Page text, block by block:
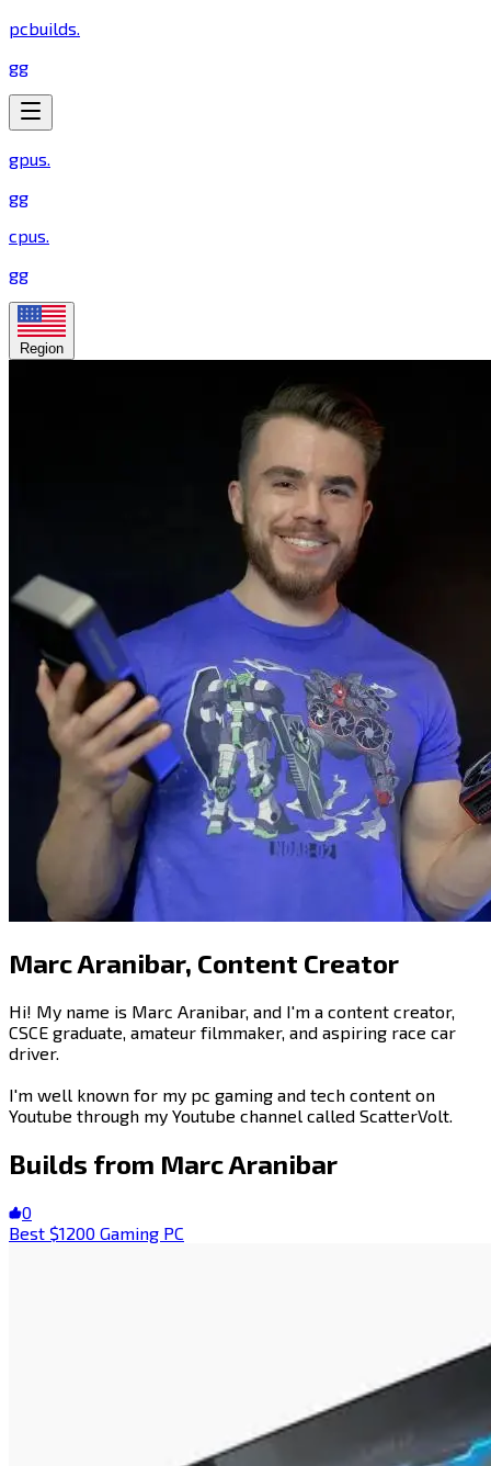
pcbuilds.
gg
gpus.
gg
cpus.
gg
Region
Marc Aranibar​​​​‌ ‍ ​‍​‍‌‍ ‌ ​‍‌‍‍‌‌‍‌ ‌‍‍‌‌‍ ‍​‍​‍​ ‍‍​‍​‍‌ ​ ‌‍​‌‌‍ ‍‌‍‍‌‌ ‌​‌ ‍‌​‍ ‍‌‍‍‌‌‍ ​‍​‍​‍ ​​‍​‍‌‍‍​‌ ​‍‌‍‌‌‌‍‌‍​‍​‍​ ‍‍​‍​‍​‍ ‌‍​‌‌‍‌​‌‍ ‌‌‍‍‌‌‍ ‍​‍ ‌‍‍‌‌‍ ‍‌ ‌​‌‍‌‌‌‍ ‍‌ ‌​​‍ ‌‍‌‌‌‍‌​‌‍‍‌‌ ‌​​‍ ‌‍ ‌‌‍ ‌‍‌​‌‍‌‌​ ‌‌ ​​‌ ​‍‌‍‌‌‌ ​ ‌‍‌‌‌‍ ‍‌ ‌​‌‍​‌‌ ‌​‌‍‍‌‌‍ ‌‍ ‍​ ‍ ‌‍‍‌‌‍‌​​ ‌‌‍‌​​ ‌ ​ ‍​​ ‌​‌‍​‌​ ​ ‌‍‌‍​ ​‍​‍ ‌‌‍​‌​ ‌‌‌‍​ ​ ​​​‍ ‌​ ‌​​ ​‌‌‍​‍​ ​‌​‍ ‌​ ‍‌​ ​​​ ‌‍‌‍​‍​‍ ‌‌‍​ ‌‍‌​‌‍​‍​ ‌‍‌‍​‍​ ‌ ​ ‌‌‌‍‌‍​ ‌ ‌‍​‌​ ​ ​ ‌ ​ ‍ ‌ ‌​‌ ‍‌‌ ​​‌‍‌‌​ ‌‌‍​‌‌ ‌‌‌ ‌​‌‍‍​‌‍ ‌ ​‍​ ‍ ‌ ​​‌‍​‌‌ ‌​‌‍‍​​ ‌‌‍ ‍‌‍​‌‌‍ ‌‌‍‌‌​ ‌‍​‍‌‍​‌‌ ​ ‌‍‌‌‌‌‌‌‌ ​‍‌‍ ​​ ‌​‍‌‌​ ​‍‌​‌‍‌‍​‌‌‍‌​‌‍ ‌‌‍‍‌‌‍ ‍​‍‌‍‌‍‍‌‌‍‌​​ ‌‌‍‌​​ ‌ ​ ‍​​ ‌​‌‍​‌​ ​ ‌‍‌‍​ ​‍​‍ ‌‌‍​‌​ ‌‌‌‍​ ​ ​​​‍ ‌​ ‌​​ ​‌‌‍​‍​ ​‌​‍ ‌​ ‍‌​ ​​​ ‌‍‌‍​‍​‍ ‌‌‍​ ‌‍‌​‌‍​‍​ ‌‍‌‍​‍​ ‌ ​ ‌‌‌‍‌‍​ ‌ ‌‍​‌​ ​ ​ ‌ ​‍‌‍‌ ‌​‌ ‍‌‌ ​​‌‍‌‌​ ‌‌‍​‌‌ ‌‌‌ ‌​‌‍‍​‌‍ ‌ ​‍​‍‌‍‌ ​​‌‍​‌‌ ‌​‌‍‍​​ ‌‌‍ ‍‌‍​‌‌‍ ‌‌‍‌‌​‍‌‍‌ ​​‌‍‌‌‌ ​‍‌ ​ ‌ ​​‌‍‌‌‌‍​ ‌ ‌​‌‍‍‌‌ ‌‍‌‍‌‌​ ‌‌ ​​‌ ‌‌‌‍​‍‌‍ ​‌‍‍‌‌ ​ ‌‍‍​‌‍‌‌‌‍‌​​‍​‍‌ ‌, Content Creator​​​​‌ ‍ ​‍​‍‌‍ ‌ ​‍‌‍‍‌‌‍‌ ‌‍‍‌‌‍ ‍​‍​‍​ ‍‍​‍​‍‌ ​ ‌‍​‌‌‍ ‍‌‍‍‌‌ ‌​‌ ‍‌​‍ ‍‌‍‍‌‌‍ ​‍​‍​‍ ​​‍​‍‌‍‍​‌ ​‍‌‍‌‌‌‍‌‍​‍​‍​ ‍‍​‍​‍​‍ ‌‍​‌‌‍‌​‌‍ ‌‌‍‍‌‌‍ ‍​‍ ‌‍‍‌‌‍ ‍‌ ‌​‌‍‌‌‌‍ ‍‌ ‌​​‍ ‌‍‌‌‌‍‌​‌‍‍‌‌ ‌​​‍ ‌‍ ‌‌‍ ‌‍‌​‌‍‌‌​ ‌‌ ​​‌ ​‍‌‍‌‌‌ ​ ‌‍‌‌‌‍ ‍‌ ‌​‌‍​‌‌ ‌​‌‍‍‌‌‍ ‌‍ ‍​ ‍ ‌‍‍‌‌‍‌​​ ‌‌‍‌​​ ‌ ​ ‍​​ ‌​‌‍​‌​ ​ ‌‍‌‍​ ​‍​‍ ‌‌‍​‌​ ‌‌‌‍​ ​ ​​​‍ ‌​ ‌​​ ​‌‌‍​‍​ ​‌​‍ ‌​ ‍‌​ ​​​ ‌‍‌‍​‍​‍ ‌‌‍​ ‌‍‌​‌‍​‍​ ‌‍‌‍​‍​ ‌ ​ ‌‌‌‍‌‍​ ‌ ‌‍​‌​ ​ ​ ‌ ​ ‍ ‌ ‌​‌ ‍‌‌ ​​‌‍‌‌​ ‌‌‍​‌‌ ‌‌‌ ‌​‌‍‍​‌‍ ‌ ​‍​ ‍ ‌ ​​‌‍​‌‌ ‌​‌‍‍​​ ‌‌ ‌​‌‍‍‌‌ ‌​‌‍ ​‌‍‌‌​ ‌‍​‍‌‍​‌‌ ​ ‌‍‌‌‌‌‌‌‌ ​‍‌‍ ​​ ‌​‍‌‌​ ​‍‌​‌‍‌‍​‌‌‍‌​‌‍ ‌‌‍‍‌‌‍ ‍​‍‌‍‌‍‍‌‌‍‌​​ ‌‌‍‌​​ ‌ ​ ‍​​ ‌​‌‍​‌​ ​ ‌‍‌‍​ ​‍​‍ ‌‌‍​‌​ ‌‌‌‍​ ​ ​​​‍ ‌​ ‌​​ ​‌‌‍​‍​ ​‌​‍ ‌​ ‍‌​ ​​​ ‌‍‌‍​‍​‍ ‌‌‍​ ‌‍‌​‌‍​‍​ ‌‍‌‍​‍​ ‌ ​ ‌‌‌‍‌‍​ ‌ ‌‍​‌​ ​ ​ ‌ ​‍‌‍‌ ‌​‌ ‍‌‌ ​​‌‍‌‌​ ‌‌‍​‌‌ ‌‌‌ ‌​‌‍‍​‌‍ ‌ ​‍​‍‌‍‌ ​​‌‍​‌‌ ‌​‌‍‍​​ ‌‌ ‌​‌‍‍‌‌ ‌​‌‍ ​‌‍‌‌​‍‌‍‌ ​​‌‍‌‌‌ ​‍‌ ​ ‌ ​​‌‍‌‌‌‍​ ‌ ‌​‌‍‍‌‌ ‌‍‌‍‌‌​ ‌‌ ​​‌ ‌‌‌‍​‍‌‍ ​‌‍‍‌‌ ​ ‌‍‍​‌‍‌‌‌‍‌​​‍​‍‌ ‌
Hi! My name is Marc Aranibar, and I'm a content creator,
CSCE graduate, amateur filmmaker, and aspiring race car
driver.
I'm well known for my pc gaming and tech content on
Youtube through my Youtube channel called ScatterVolt. ​​​​‌ ‍ ​‍​‍‌‍ ‌ ​‍‌‍‍‌‌‍‌ ‌‍‍‌‌‍ ‍​‍​‍​ ‍‍​‍​‍‌ ​ ‌‍​‌‌‍ ‍‌‍‍‌‌ ‌​‌ ‍‌​‍ ‍‌‍‍‌‌‍ ​‍​‍​‍ ​​‍​‍‌‍‍​‌ ​‍‌‍‌‌‌‍‌‍​‍​‍​ ‍‍​‍​‍​‍ ‌‍​‌‌‍‌​‌‍ ‌‌‍‍‌‌‍ ‍​‍ ‌‍‍‌‌‍ ‍‌ ‌​‌‍‌‌‌‍ ‍‌ ‌​​‍ ‌‍‌‌‌‍‌​‌‍‍‌‌ ‌​​‍ ‌‍ ‌‌‍ ‌‍‌​‌‍‌‌​ ‌‌ ​​‌ ​‍‌‍‌‌‌ ​ ‌‍‌‌‌‍ ‍‌ ‌​‌‍​‌‌ ‌​‌‍‍‌‌‍ ‌‍ ‍​ ‍ ‌‍‍‌‌‍‌​​ ‌‌‍‌​​ ‌ ​ ‍​​ ‌​‌‍​‌​ ​ ‌‍‌‍​ ​‍​‍ ‌‌‍​‌​ ‌‌‌‍​ ​ ​​​‍ ‌​ ‌​​ ​‌‌‍​‍​ ​‌​‍ ‌​ ‍‌​ ​​​ ‌‍‌‍​‍​‍ ‌‌‍​ ‌‍‌​‌‍​‍​ ‌‍‌‍​‍​ ‌ ​ ‌‌‌‍‌‍​ ‌ ‌‍​‌​ ​ ​ ‌ ​ ‍ ‌ ‌​‌ ‍‌‌ ​​‌‍‌‌​ ‌‌‍​‌‌ ‌‌‌ ‌​‌‍‍​‌‍ ‌ ​‍​ ‍ ‌ ​​‌‍​‌‌ ‌​‌‍‍​​ ‌‌‍​‍‌‍‍‌‌‍ ​‍‌‌​ ‌‌‌​​‍‌‌ ‌‍‍ ‌‍‌‌‌ ‍‌​‍‌‌​ ​ ‌​‌​​‍‌‌​ ​ ‌​‌​​‍‌‌​ ​‍​ ​‍​ ​ ‌‍‌‍​ ​​​ ​​​ ​​​ ‌‌​ ‍​‌‍​‍​ ‌​​ ​​‌‍​ ​ ​‍​‍‌‌​ ​‍​ ​‍​‍‌‌​ ‌‌‌​‌​​‍ ‍‌‍​ ‌‍‍​‌‍‍‌‌‍ ​‌‍‌​‌ ​‍‌‍‌‌‌‍ ‍​‍‌‌​ ‌‌‌​​‍‌‌ ‌‍‍ ‌‍‌‌‌ ‍‌​‍‌‌​ ​ ‌​‌​​‍‌‌​ ​ ‌​‌​​‍‌‌​ ​‍​ ​‍​ ‌ ​ ​ ​ ‍​​ ‍‌​ ‌‍​ ​​​ ​‍​ ‌‍​ ‌‌‌‍‌‍​ ​​​ ​ ​ ​​​‍‌‌​ ​‍​ ​‍​‍‌‌​ ‌‌‌​‌​​‍ ‍‌ ‌​‌‍‌‌‌ ‍​‌ ‌​​ ‌‍​‍‌‍​‌‌ ​ ‌‍‌‌‌‌‌‌‌ ​‍‌‍ ​​ ‌​‍‌‌​ ​‍‌​‌‍‌‍​‌‌‍‌​‌‍ ‌‌‍‍‌‌‍ ‍​‍‌‍‌‍‍‌‌‍‌​​ ‌‌‍‌​​ ‌ ​ ‍​​ ‌​‌‍​‌​ ​ ‌‍‌‍​ ​‍​‍ ‌‌‍​‌​ ‌‌‌‍​ ​ ​​​‍ ‌​ ‌​​ ​‌‌‍​‍​ ​‌​‍ ‌​ ‍‌​ ​​​ ‌‍‌‍​‍​‍ ‌‌‍​ ‌‍‌​‌‍​‍​ ‌‍‌‍​‍​ ‌ ​ ‌‌‌‍‌‍​ ‌ ‌‍​‌​ ​ ​ ‌ ​‍‌‍‌ ‌​‌ ‍‌‌ ​​‌‍‌‌​ ‌‌‍​‌‌ ‌‌‌ ‌​‌‍‍​‌‍ ‌ ​‍​‍‌‍‌ ​​‌‍​‌‌ ‌​‌‍‍​​ ‌‌‍​‍‌‍‍‌‌‍ ​‍‌‌​ ‌‌‌​​‍‌‌ ‌‍‍ ‌‍‌‌‌ ‍‌​‍‌‌​ ​ ‌​‌​​‍‌‌​ ​ ‌​‌​​‍‌‌​ ​‍​ ​‍​ ​ ‌‍‌‍​ ​​​ ​​​ ​​​ ‌‌​ ‍​‌‍​‍​ ‌​​ ​​‌‍​ ​ ​‍​‍‌‌​ ​‍​ ​‍​‍‌‌​ ‌‌‌​‌​​‍ ‍‌‍​ ‌‍‍​‌‍‍‌‌‍ ​‌‍‌​‌ ​‍‌‍‌‌‌‍ ‍​‍‌‌​ ‌‌‌​​‍‌‌ ‌‍‍ ‌‍‌‌‌ ‍‌​‍‌‌​ ​ ‌​‌​​‍‌‌​ ​ ‌​‌​​‍‌‌​ ​‍​ ​‍​ ‌ ​ ​ ​ ‍​​ ‍‌​ ‌‍​ ​​​ ​‍​ ‌‍​ ‌‌‌‍‌‍​ ​​​ ​ ​ ​​​‍‌‌​ ​‍​ ​‍​‍‌‌​ ‌‌‌​‌​​‍ ‍‌ ‌​‌‍‌‌‌ ‍​‌ ‌​​‍‌‍‌ ​​‌‍‌‌‌ ​‍‌ ​ ‌ ​​‌‍‌‌‌‍​ ‌ ‌​‌‍‍‌‌ ‌‍‌‍‌‌​ ‌‌ ​​‌ ‌‌‌‍​‍‌‍ ​‌‍‍‌‌ ​ ‌‍‍​‌‍‌‌‌‍‌​​‍​‍‌ ‌
Builds from Marc Aranibar​​​​‌ ‍ ​‍​‍‌‍ ‌ ​‍‌‍‍‌‌‍‌ ‌‍‍‌‌‍ ‍​‍​‍​ ‍‍​‍​‍‌ ​ ‌‍​‌‌‍ ‍‌‍‍‌‌ ‌​‌ ‍‌​‍ ‍‌‍‍‌‌‍ ​‍​‍​‍ ​​‍​‍‌‍‍​‌ ​‍‌‍‌‌‌‍‌‍​‍​‍​ ‍‍​‍​‍​‍ ‌‍​‌‌‍‌​‌‍ ‌‌‍‍‌‌‍ ‍​‍ ‌‍‍‌‌‍ ‍‌ ‌​‌‍‌‌‌‍ ‍‌ ‌​​‍ ‌‍‌‌‌‍‌​‌‍‍‌‌ ‌​​‍ ‌‍ ‌‌‍ ‌‍‌​‌‍‌‌​ ‌‌ ​​‌ ​‍‌‍‌‌‌ ​ ‌‍‌‌‌‍ ‍‌ ‌​‌‍​‌‌ ‌​‌‍‍‌‌‍ ‌‍ ‍​ ‍ ‌‍‍‌‌‍‌​​ ‌‌‍‌​​ ‌ ​ ‍​​ ‌​‌‍​‌​ ​ ‌‍‌‍​ ​‍​‍ ‌‌‍​‌​ ‌‌‌‍​ ​ ​​​‍ ‌​ ‌​​ ​‌‌‍​‍​ ​‌​‍ ‌​ ‍‌​ ​​​ ‌‍‌‍​‍​‍ ‌‌‍​ ‌‍‌​‌‍​‍​ ‌‍‌‍​‍​ ‌ ​ ‌‌‌‍‌‍​ ‌ ‌‍​‌​ ​ ​ ‌ ​ ‍ ‌ ‌​‌ ‍‌‌ ​​‌‍‌‌​ ‌‌‍​‌‌ ‌‌‌ ‌​‌‍‍​‌‍ ‌ ​‍​ ‍ ‌ ​​‌‍​‌‌ ‌​‌‍‍​​ ‌‌‍ ‍‌‍​‌‌‍ ‌‌‍‌‌​ ‌‍​‍‌‍​‌‌ ​ ‌‍‌‌‌‌‌‌‌ ​‍‌‍ ​​ ‌​‍‌‌​ ​‍‌​‌‍‌‍​‌‌‍‌​‌‍ ‌‌‍‍‌‌‍ ‍​‍‌‍‌‍‍‌‌‍‌​​ ‌‌‍‌​​ ‌ ​ ‍​​ ‌​‌‍​‌​ ​ ‌‍‌‍​ ​‍​‍ ‌‌‍​‌​ ‌‌‌‍​ ​ ​​​‍ ‌​ ‌​​ ​‌‌‍​‍​ ​‌​‍ ‌​ ‍‌​ ​​​ ‌‍‌‍​‍​‍ ‌‌‍​ ‌‍‌​‌‍​‍​ ‌‍‌‍​‍​ ‌ ​ ‌‌‌‍‌‍​ ‌ ‌‍​‌​ ​ ​ ‌ ​‍‌‍‌ ‌​‌ ‍‌‌ ​​‌‍‌‌​ ‌‌‍​‌‌ ‌‌‌ ‌​‌‍‍​‌‍ ‌ ​‍​‍‌‍‌ ​​‌‍​‌‌ ‌​‌‍‍​​ ‌‌‍ ‍‌‍​‌‌‍ ‌‌‍‌‌​‍‌‍‌ ​​‌‍‌‌‌ ​‍‌ ​ ‌ ​​‌‍‌‌‌‍​ ‌ ‌​‌‍‍‌‌ ‌‍‌‍‌‌​ ‌‌ ​​‌ ‌‌‌‍​‍‌‍ ​‌‍‍‌‌ ​ ‌‍‍​‌‍‌‌‌‍‌​​‍​‍‌ ‌
0
Best $1200 Gaming PC​​​​‌ ‍ ​‍​‍‌‍ ‌ ​‍‌‍‍‌‌‍‌ ‌‍‍‌‌‍ ‍​‍​‍​ ‍‍​‍​‍‌ ​ ‌‍​‌‌‍ ‍‌‍‍‌‌ ‌​‌ ‍‌​‍ ‍‌‍‍‌‌‍ ​‍​‍​‍ ​​‍​‍‌‍‍​‌ ​‍‌‍‌‌‌‍‌‍​‍​‍​ ‍‍​‍​‍​‍ ‌‍​‌‌‍‌​‌‍ ‌‌‍‍‌‌‍ ‍​‍ ‌‍‍‌‌‍ ‍‌ ‌​‌‍‌‌‌‍ ‍‌ ‌​​‍ ‌‍‌‌‌‍‌​‌‍‍‌‌ ‌​​‍ ‌‍ ‌‌‍ ‌‍‌​‌‍‌‌​ ‌‌ ​​‌ ​‍‌‍‌‌‌ ​ ‌‍‌‌‌‍ ‍‌ ‌​‌‍​‌‌ ‌​‌‍‍‌‌‍ ‌‍ ‍​ ‍ ‌‍‍‌‌‍‌​​ ‌​ ​‌​ ​​​ ‌​‌‍‌‌​ ‍​‌‍​‍​ ‌‌‌‍​‌​‍ ‌​ ‌‍​ ​​​ ​​​ ‌‍​‍ ‌​ ‌​​ ‌‌​ ​ ​ ​ ​‍ ‌​ ‍​‌‍‌‍​ ​‍‌‍‌‍​‍ ‌‌‍​ ​ ​​​ ​‌​ ‌ ​ ‌ ​ ‍​​ ‌‍​ ​​‌‍‌​​ ​​​ ‍​​ ‌ ​ ‍ ‌ ‌​‌ ‍‌‌ ​​‌‍‌‌​ ‌‌‍​‍‌ ‌‌‌‍‍‌‌‍ ​‌‍‌​​ ‍ ‌ ​​‌‍​‌‌ ‌​‌‍‍​​ ‌‌‍‍‌​ ​‌​ ‍​‌‍ ‍‌‌ ‌‍ ‍‌‍​‌‌‍ ‌‌‍‌‌​‍‌‌​ ‌‌‌​​‍‌‌ ‌‍‍ ‌‍‌‌‌ ‍‌​‍‌‌​ ​ ‌​‌​​‍‌‌​ ​ ‌​‌​​‍‌‌​ ​‍​ ​‍‌‍‌‌‌‍ ‍​‍‌‌​ ​‍​ ​‍​‍‌‌​ ‌‌‌​‌​​‍ ‍‌ ‌‍‌‍​‌‌‍ ​‌ ‌‌‌‍‌‌​ ‌‍​‍‌‍​‌‌ ​ ‌‍‌‌‌‌‌‌‌ ​‍‌‍ ​​ ‌​‍‌‌​ ​‍‌​‌‍‌‍​‌‌‍‌​‌‍ ‌‌‍‍‌‌‍ ‍​‍‌‍‌‍‍‌‌‍‌​​ ‌​ ​‌​ ​​​ ‌​‌‍‌‌​ ‍​‌‍​‍​ ‌‌‌‍​‌​‍ ‌​ ‌‍​ ​​​ ​​​ ‌‍​‍ ‌​ ‌​​ ‌‌​ ​ ​ ​ ​‍ ‌​ ‍​‌‍‌‍​ ​‍‌‍‌‍​‍ ‌‌‍​ ​ ​​​ ​‌​ ‌ ​ ‌ ​ ‍​​ ‌‍​ ​​‌‍‌​​ ​​​ ‍​​ ‌ ​‍‌‍‌ ‌​‌ ‍‌‌ ​​‌‍‌‌​ ‌‌‍​‍‌ ‌‌‌‍‍‌‌‍ ​‌‍‌​​‍‌‍‌ ​​‌‍​‌‌ ‌​‌‍‍​​ ‌‌‍‍‌​ ​‌​ ‍​‌‍ ‍‌‌ ‌‍ ‍‌‍​‌‌‍ ‌‌‍‌‌​‍‌‌​ ‌‌‌​​‍‌‌ ‌‍‍ ‌‍‌‌‌ ‍‌​‍‌‌​ ​ ‌​‌​​‍‌‌​ ​ ‌​‌​​‍‌‌​ ​‍​ ​‍‌‍‌‌‌‍ ‍​‍‌‌​ ​‍​ ​‍​‍‌‌​ ‌‌‌​‌​​‍ ‍‌ ‌‍‌‍​‌‌‍ ​‌ ‌‌‌‍‌‌​‍‌‍‌ ​​‌‍‌‌‌ ​‍‌ ​ ‌ ​​‌‍‌‌‌‍​ ‌ ‌​‌‍‍‌‌ ‌‍‌‍‌‌​ ‌‌ ​​‌ ‌‌‌‍​‍‌‍ ​‌‍‍‌‌ ​ ‌‍‍​‌‍‌‌‌‍‌​​‍​‍‌ ‌